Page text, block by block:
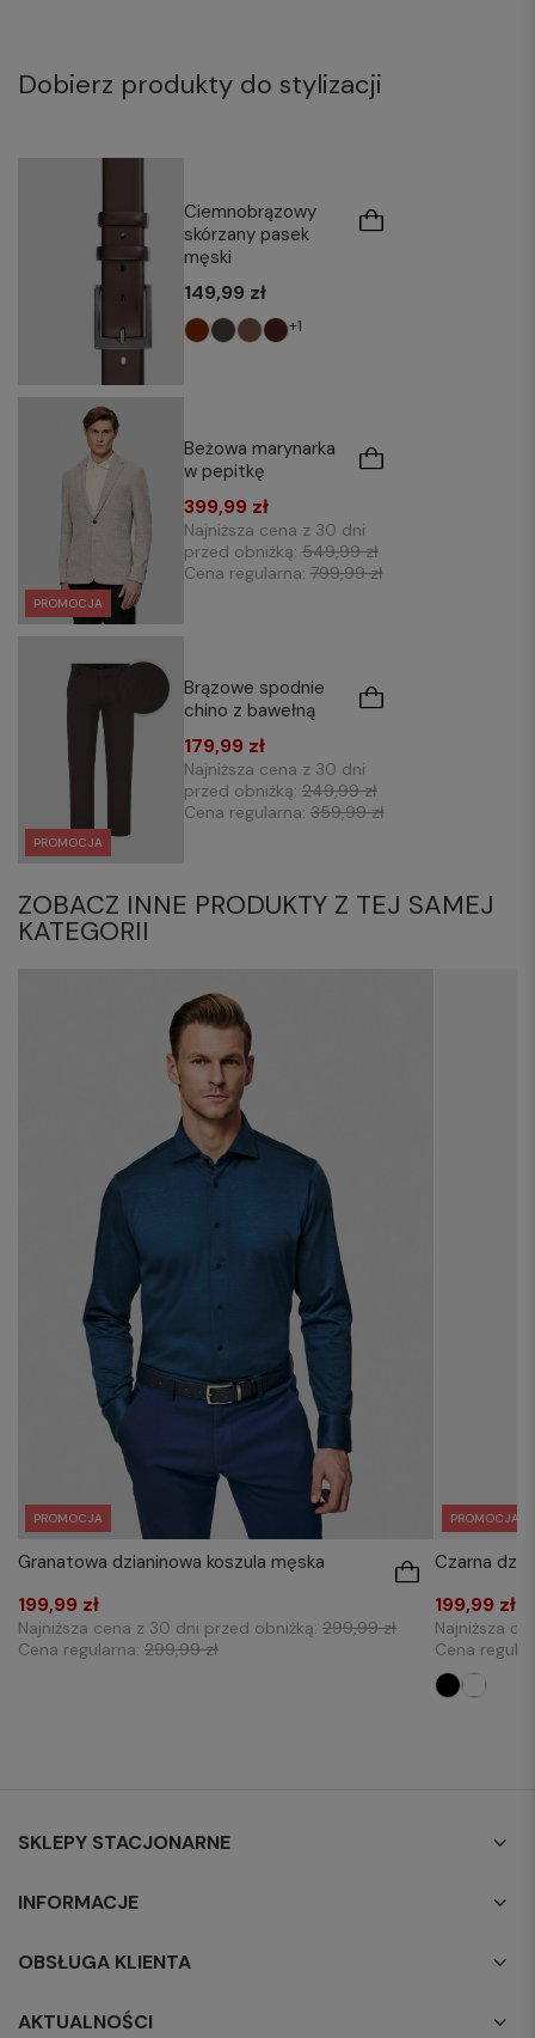
Dobierz produkty do stylizacji
Ciemnobrązowy
skórzany pasek
męski
149,99 zł
+1
PROMOCJA
Beżowa marynarka
w pepitkę
399,99 zł
Najniższa cena z 30 dni
przed obniżką: 549,99 zł
Cena regularna: 799,99 zł
PROMOCJA
Brązowe spodnie
chino z bawełną
179,99 zł
Najniższa cena z 30 dni
przed obniżką: 249,99 zł
Cena regularna: 359,99 zł
ZOBACZ INNE PRODUKTY Z TEJ SAMEJ
KATEGORII
PROMOCJA
Granatowa dzianinowa koszula męska
199,99 zł
Najniższa cena z 30 dni przed obniżką: 299,99 zł
Cena regularna: 299,99 zł
PROMOCJA
Czarna
199,99 zł
Najniższa
Cena
SKLEPY STACJONARNE
INFORMACJE
OBSŁUGA KLIENTA
AKTUALNOŚCI